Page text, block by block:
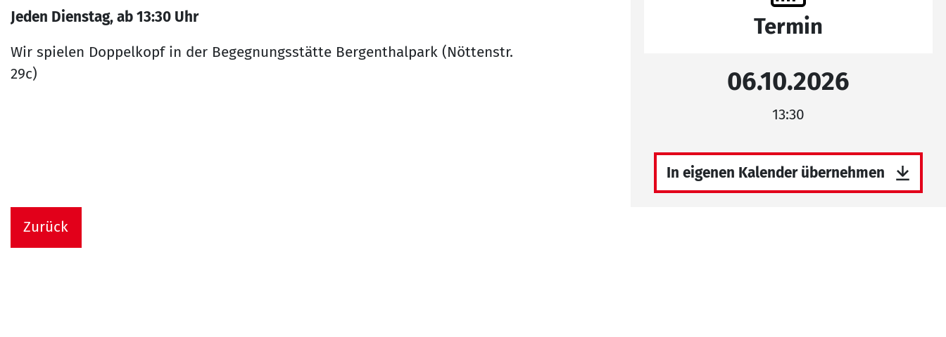
Jeden Dienstag, ab 13:30 Uhr
Wir spielen Doppelkopf in der Begegnungsstätte Bergenthalpark (Nöttenstr.
29c)
Termin
06.10.2026
13:30
In eigenen Kalender übernehmen
Zurück